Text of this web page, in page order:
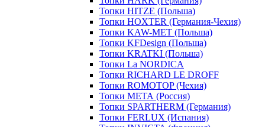
Топки HITZE (Польша)
Топки HOXTER (Германия-Чехия)
Топки KAW-MET (Польша)
Топки KFDesign (Польша)
Топки KRATKI (Польша)
Топки La NORDICA
Топки RICHARD LE DROFF
Топки ROMOTOP (Чехия)
Топки МЕТА (Россия)
Топки SPARTHERM (Германия)
Топки FERLUX (Испания)